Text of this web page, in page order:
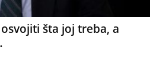
šta joj treba, a